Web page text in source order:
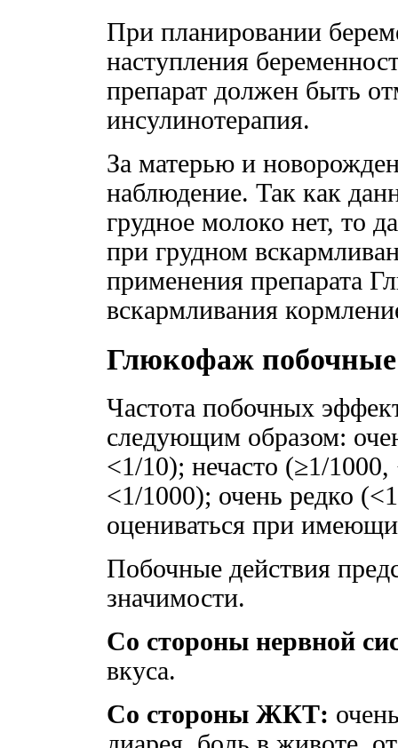
При планировании
наступления
препарат должен быть
инсулинотерапия.
За матерью и
наблюдение. Так как
грудное молоко нет, то
при грудном
применения препарата
вскармливания
Глюкофаж побочные
Частота побочных
следующим образом:
<1/10); нечасто (≥1/
<1/1000); очень редко
оцениваться при
Побочные действия
значимости.
Со стороны нервной
вкуса.
Со стороны ЖКТ: